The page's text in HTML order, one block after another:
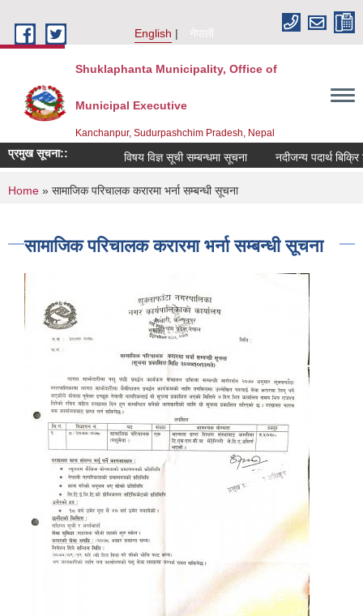
English
नेपाली
Shuklaphanta Municipality, Office of
Municipal Executive
Kanchanpur, Sudurpashchim Pradesh, Nepal
प्रमुख सूचना:: विषय विज्ञ सूची सम्बन्धमा सूचना नदीजन्य पदार्थ
You are here
Home » सामाजिक परिचालक करारमा भर्ना सम्बन्धी सूचना
सामाजिक परिचालक करारमा भर्ना सम्बन्धी सूचना